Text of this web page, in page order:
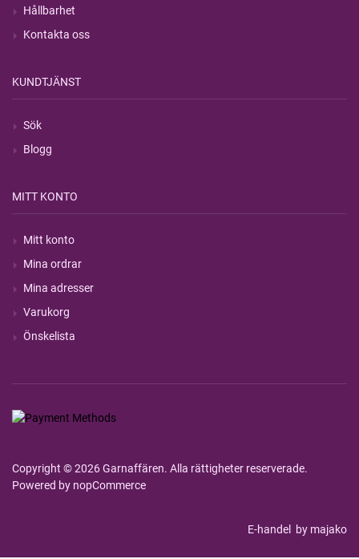
Hållbarhet
Kontakta oss
KUNDTJÄNST
Sök
Blogg
MITT KONTO
Mitt konto
Mina ordrar
Mina adresser
Varukorg
Önskelista
Copyright © 2026 Garnaffären. Alla rättigheter reserverade.
Powered by nopCommerce
E-handel by majako